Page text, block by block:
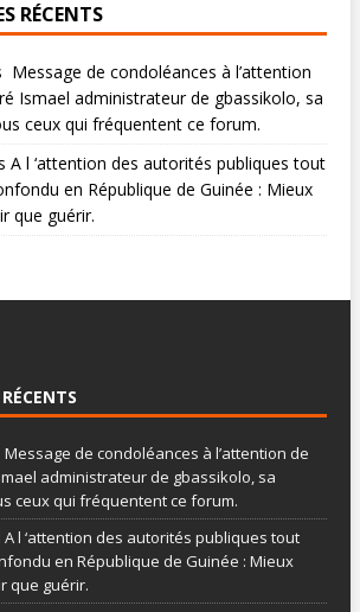
RÉCENTS
Message de condoléances à l’attention
Ismael administrateur de gbassikolo, sa
ceux qui fréquentent ce forum.
A l ‘attention des autorités publiques tout
en République de Guinée : Mieux
que guérir.
Message de condoléances à l’attention de
administrateur de gbassikolo, sa
ceux qui fréquentent ce forum.
A l ‘attention des autorités publiques tout
en République de Guinée : Mieux
que guérir.